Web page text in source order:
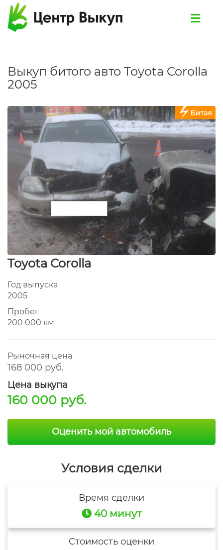
Выкуп битого авто Toyota Corolla
2005
Toyota Corolla
Год выпуска
2005
Пробег
200 000 км
Рыночная цена
168 000 руб.
Цена выкупа
160 000 руб.
Оценить мой автомобиль
Условия сделки
Время сделки
40 минут
Стоимость оценки